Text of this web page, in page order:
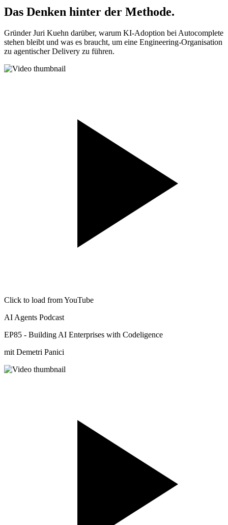
Das Denken hinter der Methode.
Gründer Juri Kuehn darüber, warum KI-Adoption bei Autocomplete
stehen bleibt und was es braucht, um eine Engineering-Organisation
zu agentischer Delivery zu führen.
Click to load from YouTube
AI Agents Podcast
EP85 - Building AI Enterprises with Codeligence
mit Demetri Panici